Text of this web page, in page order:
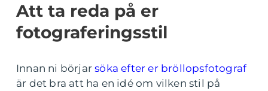
Att ta reda på er
fotograferingsstil
Innan ni börjarsöka efter er bröllopsfotograf
är det bra att ha en idé om vilken stil på